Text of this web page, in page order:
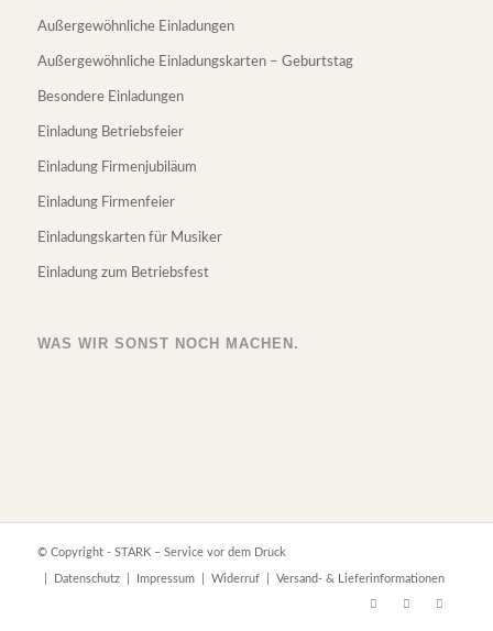
Außergewöhnliche Einladungen
Außergewöhnliche Einladungskarten – Geburtstag
Besondere Einladungen
Einladung Betriebsfeier
Einladung Firmenjubiläum
Einladung Firmenfeier
Einladungskarten für Musiker
Einladung zum Betriebsfest
WAS WIR SONST NOCH MACHEN.
© Copyright - STARK – Service vor dem Druck
Datenschutz| Impressum| Widerruf| Versand- & Lieferinformationen